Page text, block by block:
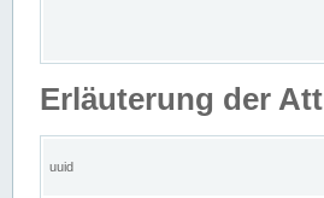
Erläuterung der
uuid